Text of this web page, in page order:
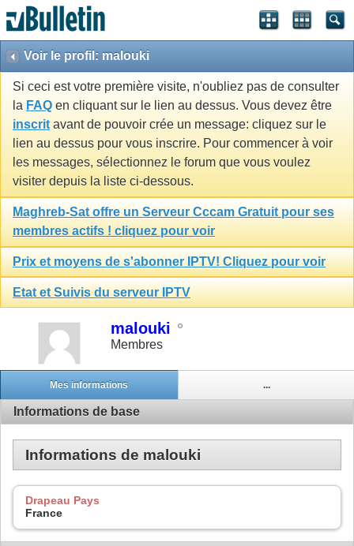
Voir le profil: malouki
Si ceci est votre première visite, n'oubliez pas de consulter
la FAQ en cliquant sur le lien au dessus. Vous devez être
inscrit avant de pouvoir crée un message: cliquez sur le
lien au dessus pour vous inscrire. Pour commencer à voir
les messages, sélectionnez le forum que vous voulez
visiter depuis la liste ci-dessous.
Maghreb-Sat offre un Serveur Cccam Gratuit pour ses
membres actifs ! cliquez pour voir
Prix et moyens de s'abonner IPTV! Cliquez pour voir
Etat et Suivis du serveur IPTV
malouki
Membres
Mes informations ...
Informations de base
Informations de malouki
Drapeau Pays
France